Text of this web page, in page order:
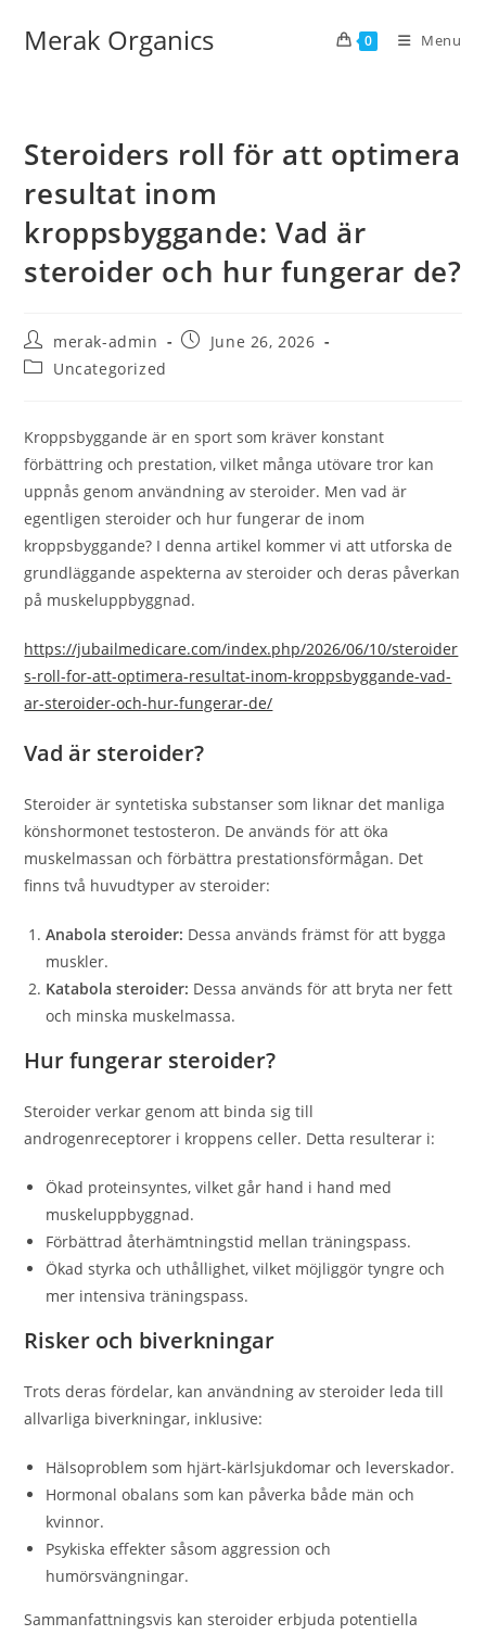
Merak Organics 0 Menu
Steroiders roll för att optimera
resultat inom
kroppsbyggande: Vad är
steroider och hur fungerar de?
merak-admin
June 26, 2026
Uncategorized
Kroppsbyggande är en sport som kräver konstant
förbättring och prestation, vilket många utövare tror kan
uppnås genom användning av steroider. Men vad är
egentligen steroider och hur fungerar de inom
kroppsbyggande? I denna artikel kommer vi att utforska de
grundläggande aspekterna av steroider och deras påverkan
på muskeluppbyggnad.
https://jubailmedicare.com/index.php/2026/06/10/steroider
s-roll-for-att-optimera-resultat-inom-kroppsbyggande-vad-
ar-steroider-och-hur-fungerar-de/
Vad är steroider?
Steroider är syntetiska substanser som liknar det manliga
könshormonet testosteron. De används för att öka
muskelmassan och förbättra prestationsförmågan. Det
finns två huvudtyper av steroider:
Anabola steroider: Dessa används främst för att bygga
muskler.
Katabola steroider: Dessa används för att bryta ner fett
och minska muskelmassa.
Hur fungerar steroider?
Steroider verkar genom att binda sig till
androgenreceptorer i kroppens celler. Detta resulterar i:
Ökad proteinsyntes, vilket går hand i hand med
muskeluppbyggnad.
Förbättrad återhämtningstid mellan träningspass.
Ökad styrka och uthållighet, vilket möjliggör tyngre och
mer intensiva träningspass.
Risker och biverkningar
Trots deras fördelar, kan användning av steroider leda till
allvarliga biverkningar, inklusive:
Hälsoproblem som hjärt-kärlsjukdomar och leverskador.
Hormonal obalans som kan påverka både män och
kvinnor.
Psykiska effekter såsom aggression och
humörsvängningar.
Sammanfattningsvis kan steroider erbjuda potentiella